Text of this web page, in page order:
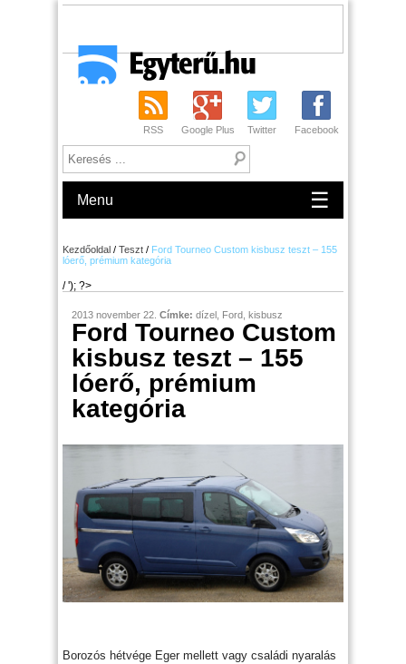
RSS Google Plus Twitter Facebook
Menu ☰
Kezdőoldal / Teszt / Ford Tourneo Custom kisbusz teszt – 155
lóerő, prémium kategória
/ '); ?>
2013 november 22. Címke: dízel Ford kisbusz
Ford Tourneo Custom
kisbusz teszt – 155
lóerő, prémium
kategória
Borozós hétvége Eger mellett vagy családi nyaralás